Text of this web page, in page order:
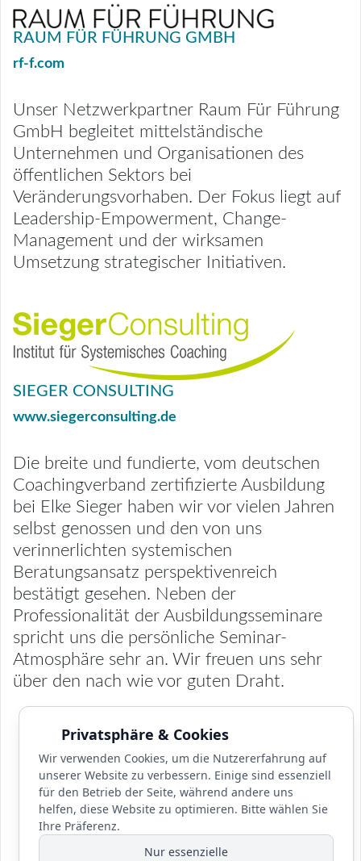
RAUM FÜR FÜHRUNG GMBH
rf-f.com
Unser Netzwerkpartner Raum Für Führung
GmbH begleitet mittelständische
Unternehmen und Organisationen des
öffentlichen Sektors bei
Veränderungsvorhaben. Der Fokus liegt auf
Leadership-Empowerment, Change-
Management und der wirksamen
Umsetzung strategischer Initiativen.
SIEGER CONSULTING
www.siegerconsulting.de
Die breite und fundierte, vom deutschen
Coachingverband zertifizierte Ausbildung
bei Elke Sieger haben wir vor vielen Jahren
selbst genossen und den von uns
verinnerlichten systemischen
Beratungsansatz perspektivenreich
bestätigt gesehen. Neben der
Professionalität der Ausbildungsseminare
spricht uns die persönliche Seminar-
Atmosphäre sehr an. Wir freuen uns sehr
über den nach wie vor guten Draht.
Privatsphäre & Cookies
Wir verwenden Cookies, um die Nutzererfahrung auf
unserer Website zu verbessern. Einige sind essenziell
für den Betrieb der Seite, während andere uns
helfen, diese Website zu optimieren. Bitte wählen Sie
Ihre Präferenz.
Nur essenzielle